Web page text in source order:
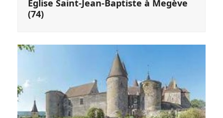
Eglise Saint-Jean-Baptiste à Megève
(74)